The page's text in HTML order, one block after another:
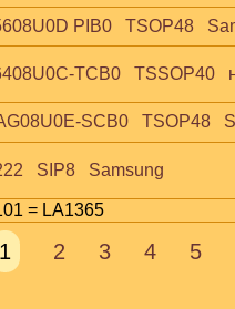
PIB0   TSOP48
TCB0   TSSOP40
SCB0   TSOP48
SIP8   Samsung
= LA1365
1 2 3 4 5